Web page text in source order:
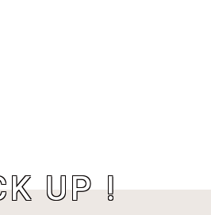
UP !